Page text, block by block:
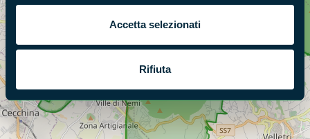
Accetta selezionati
Rifiuta